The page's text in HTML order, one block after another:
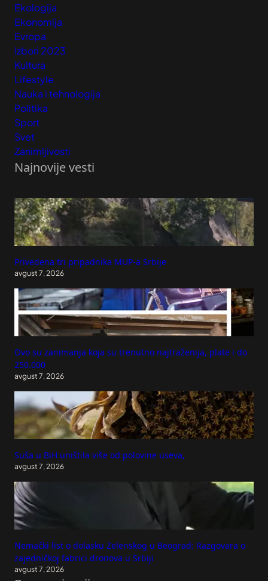
Ekologija
Ekonomija
Evropa
Izbori 2023
Kultura
Lifestyle
Nauka i tehnologija
Politika
Sport
Svet
Zanimljivosti
Najnovije vesti
Privedena tri pripadnika MUP-a Srbije
avgust 7, 2026
Ovo su zanimanja koja su trenutno najtraženija, plate i do
250.000
avgust 7, 2026
Suša u BiH uništila više od polovine useva,
avgust 7, 2026
Nemački list o dolasku Zelenskog u Beograd: Razgovara o
zajedničkoj fabrici dronova u Srbiji
avgust 7, 2026